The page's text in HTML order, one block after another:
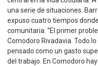
una serie de situaciones.
expuso cuatro tiempos
comunitaria: “El primer
Comodoro Rivadavia. Todo
pensado como un gasto
del trabajo. En Comodoro